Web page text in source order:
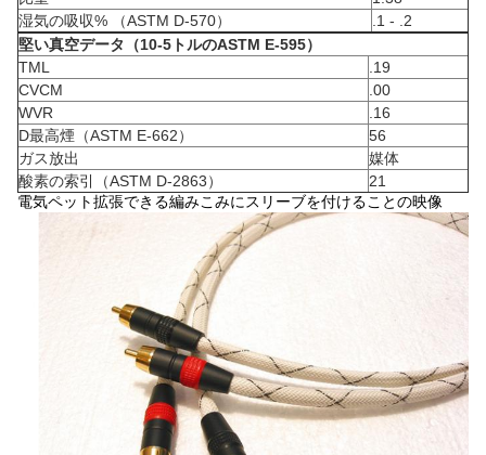
湿気の吸収% （ASTM D-570）
.1 - .2
堅い真空データ（10-5トルのASTM E-595）
TML
.19
CVCM
.00
WVR
.16
D最高煙（ASTM E-662）
56
ガス放出
媒体
酸素の索引（ASTM D-2863）
21
電気ペット拡張できる編みこみにスリーブを付けることの映像